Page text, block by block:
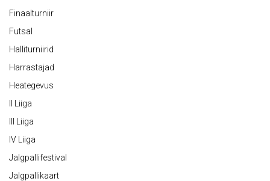
Finaalturniir
Futsal
Halliturniirid
Harrastajad
Heategevus
II Liiga
III Liiga
IV Liiga
Jalgpallifestival
Jalgpallikaart